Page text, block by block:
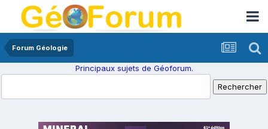
Forum Géologie
Principaux sujets de Géoforum.